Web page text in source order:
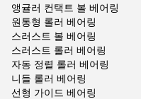
앵귤러 컨택트 볼 베어링
원통형 롤러 베어링
스러스트 볼 베어링
스러스트 롤러 베어링
자동 정렬 롤러 베어링
니들 롤러 베어링
선형 가이드 베어링